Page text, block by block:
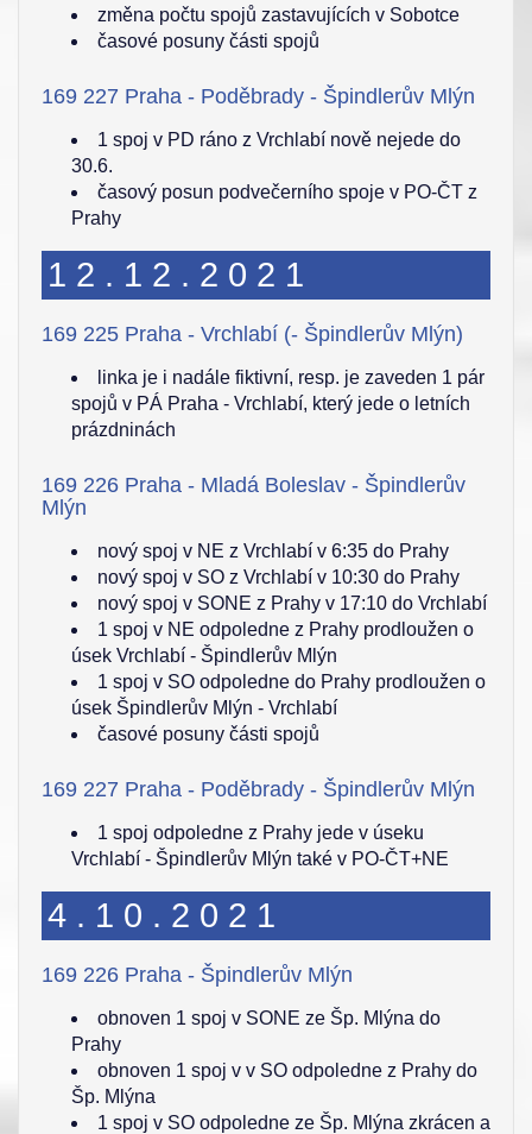
změna počtu spojů zastavujících v Sobotce
časové posuny části spojů
169 227 Praha - Poděbrady - Špindlerův Mlýn
1 spoj v PD ráno z Vrchlabí nově nejede do
30.6.
časový posun podvečerního spoje v PO-ČT z
Prahy
12.12.2021
169 225 Praha - Vrchlabí (- Špindlerův Mlýn)
linka je i nadále fiktivní, resp. je zaveden 1 pár
spojů v PÁ Praha - Vrchlabí, který jede o letních
prázdninách
169 226 Praha - Mladá Boleslav - Špindlerův
Mlýn
nový spoj v NE z Vrchlabí v 6:35 do Prahy
nový spoj v SO z Vrchlabí v 10:30 do Prahy
nový spoj v SONE z Prahy v 17:10 do Vrchlabí
1 spoj v NE odpoledne z Prahy prodloužen o
úsek Vrchlabí - Špindlerův Mlýn
1 spoj v SO odpoledne do Prahy prodloužen o
úsek Špindlerův Mlýn - Vrchlabí
časové posuny části spojů
169 227 Praha - Poděbrady - Špindlerův Mlýn
1 spoj odpoledne z Prahy jede v úseku
Vrchlabí - Špindlerův Mlýn také v PO-ČT+NE
4.10.2021
169 226 Praha - Špindlerův Mlýn
obnoven 1 spoj v SONE ze Šp. Mlýna do
Prahy
obnoven 1 spoj v v SO odpoledne z Prahy do
Šp. Mlýna
1 spoj v SO odpoledne ze Šp. Mlýna zkrácen a